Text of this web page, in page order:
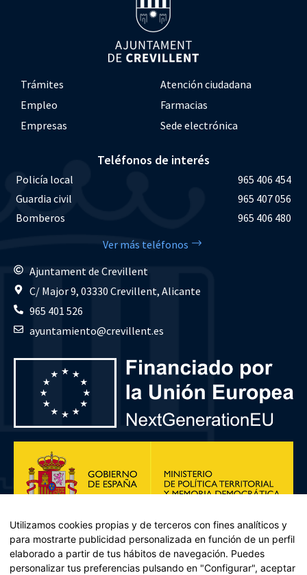
Trámites
Atención ciudadana
Empleo
Farmacias
Empresas
Sede electrónica
Teléfonos de interés
Policía local
965 406 454
Guardia civil
965 407 056
Bomberos
965 406 480
Ver más teléfonos
Ajuntament de Crevillent
C/ Major 9, 03330 Crevillent, Alicante
965 401 526
ayuntamiento@crevillent.es
Utilizamos cookies propias y de terceros con fines analíticos y
para mostrarte publicidad personalizada en función de un perfil
elaborado a partir de tus hábitos de navegación. Puedes
personalizar tus preferencias pulsando en "Configurar", aceptar